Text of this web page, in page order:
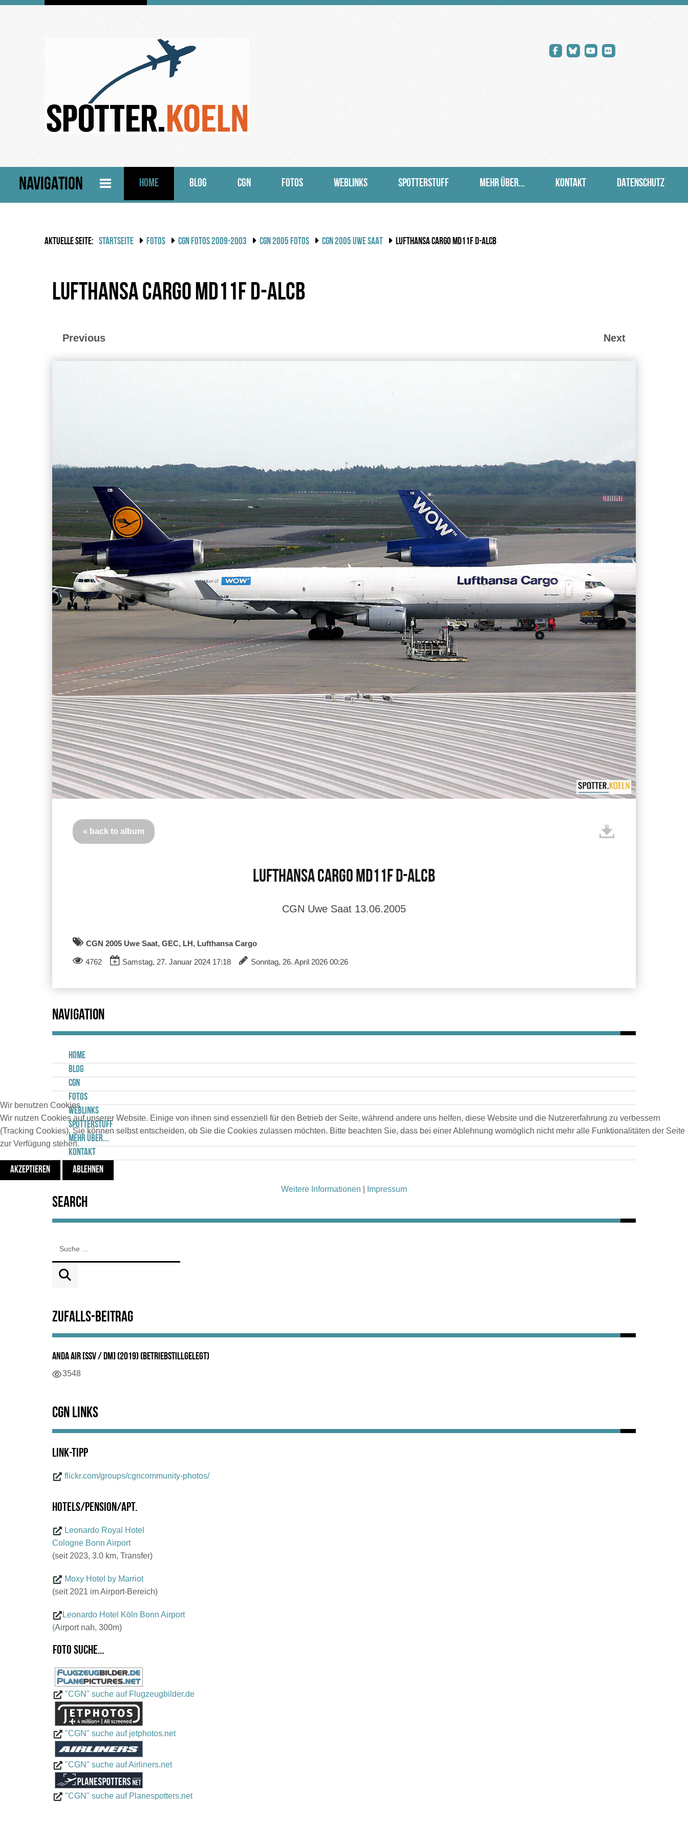
NAVIGATION HOME BLOG CGN FOTOS WEBLINKS SPOTTERSTUFF MEHR ÜBER... KONTAKT DATENSCHUTZ
AKTUELLE SEITE: STARTSEITE FOTOS CGN FOTOS 2009-2003 CGN 2005 FOTOS CGN 2005 UWE SAAT LUFTHANSA CARGO MD11F D-ALCB
Lufthansa Cargo MD11F D-ALCB
Previous Next
« back to album
Lufthansa Cargo MD11F D-ALCB
CGN Uwe Saat 13.06.2005
CGN 2005 Uwe Saat, GEC, LH, Lufthansa Cargo
4762 Samstag, 27. Januar 2024 17:18 Sonntag, 26. April 2026 00:26
Navigation
Home
Blog
CGN
Fotos
Weblinks
Spotterstuff
Mehr über...
Kontakt
Datenschutz
Search
Zufalls-Beitrag
Anda Air [SSV / DM] (2019) (BetriebStillgelegt)
Details
3548
CGN Links
Link-Tipp
flickr.com/groups/cgncommunity-photos/
Hotels/Pension/Apt.
Leonardo Royal Hotel
Cologne Bonn Airport
(seit 2023, 3.0 km, Transfer)
Moxy Hotel by Marriot
(seit 2021 im Airport-Bereich)
Leonardo Hotel Köln Bonn Airport
(Airport nah, 300m)
Foto suche...
"CGN" suche auf Flugzeugbilder.de
"CGN" suche auf jetphotos.net
"CGN" suche auf Airliners.net
"CGN" suche auf Planespotters.net
Wir benutzen Cookies
Wir nutzen Cookies auf unserer Website. Einige von ihnen sind essenziell für den Betrieb der Seite, während andere uns helfen, diese Website und die Nutzererfahrung zu verbessern
(Tracking Cookies). Sie können selbst entscheiden, ob Sie die Cookies zulassen möchten. Bitte beachten Sie, dass bei einer Ablehnung womöglich nicht mehr alle Funktionalitäten der Seite
zur Verfügung stehen.
AKZEPTIEREN ABLEHNEN
Weitere Informationen Impressum